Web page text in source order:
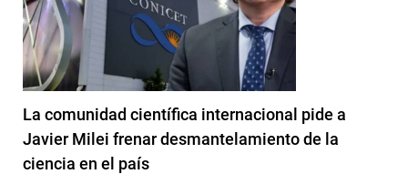
La comunidad científica internacional pide a
Javier Milei frenar desmantelamiento de la
ciencia en el país